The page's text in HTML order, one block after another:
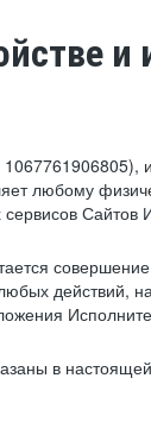
и
любому
Сайтов
действий,
в